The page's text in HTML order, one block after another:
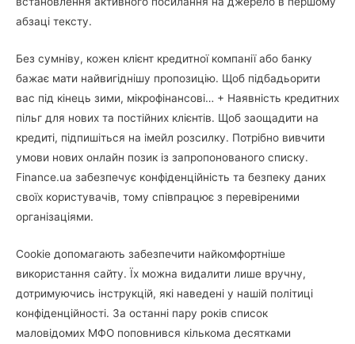
абзаці тексту.
Без сумніву, кожен клієнт кредитної компанії або банку
бажає мати найвигіднішу пропозицію. Щоб підбадьорити
вас під кінець зими, мікрофінансові… + Наявність кредитних
пільг для нових та постійних клієнтів. Щоб заощадити на
кредиті, підпишіться на імейл розсилку. Потрібно вивчити
умови нових онлайн позик із запропонованого списку.
Finance.ua забезпечує конфіденційність та безпеку даних
своїх користувачів, тому співпрацює з перевіреними
організаціями.
Cookie допомагають забезпечити найкомфортніше
використання сайту. Їх можна видалити лише вручну,
дотримуючись інструкцій, які наведені у нашій політиці
конфіденційності. За останні пару років список
маловідомих МФО поповнився кількома десятками